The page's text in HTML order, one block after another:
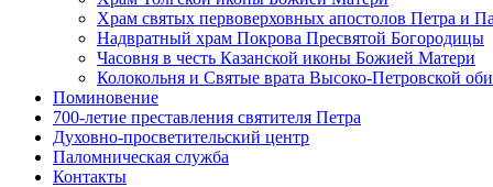
Храм святых первоверховных апостолов Петра и
Надвратный храм Покрова Пресвятой Богородицы
Часовня в честь Казанской иконы Божией Матери
Колокольня и Святые врата Высоко-Петровской
Поминовение
700-летие преставления святителя Петра
Духовно-просветительский центр
Паломническая служба
Контакты